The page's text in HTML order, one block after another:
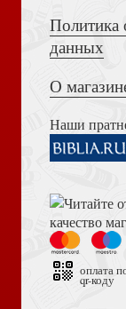
е изд.,
Политика
данных
О
Наши
оплата
qr-коду